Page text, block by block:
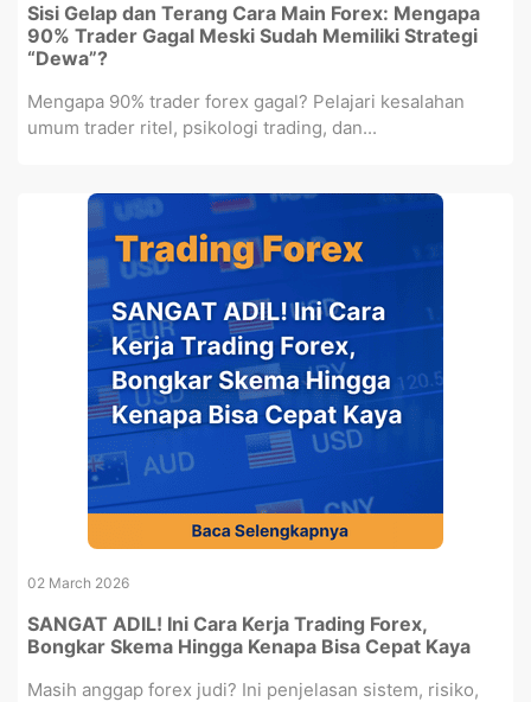
Sisi Gelap dan Terang Cara Main Forex: Mengapa
90% Trader Gagal Meski Sudah Memiliki Strategi
“Dewa”?
Mengapa 90% trader forex gagal? Pelajari kesalahan
umum trader ritel, psikologi trading, dan...
02 March 2026
SANGAT ADIL! Ini Cara Kerja Trading Forex,
Bongkar Skema Hingga Kenapa Bisa Cepat Kaya
Masih anggap forex judi? Ini penjelasan sistem, risiko,